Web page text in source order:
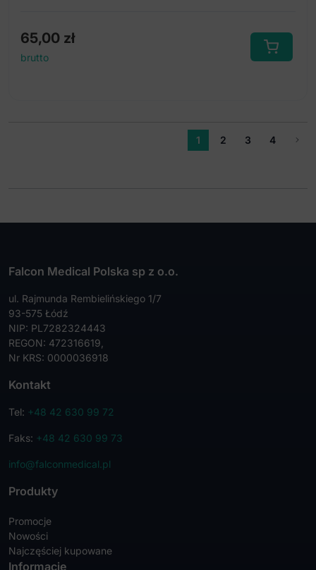
65,00 zł
brutto
1 2 3 4
Falcon Medical Polska sp z o.o.
ul. Rajmunda Rembielińskiego 1/7
93-575 Łódź
NIP: PL7282324443
REGON: 472316619,
Nr KRS: 0000036918
Kontakt
Tel: +48 42 630 99 72
Faks: +48 42 630 99 73
info@falconmedical.pl
Produkty
Promocje
Nowości
Najczęściej kupowane
Informacje